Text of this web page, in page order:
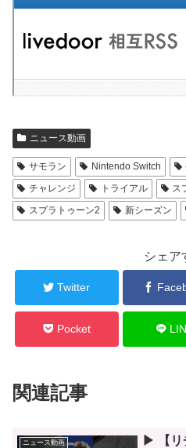
ニュース動画
サモラン Nintendo Switch
チャレンジ
トライアル
ス
スプラトゥーン2
新シーズン
シェア
Twitter
Pocket
関連記事
ニュース動画 ▶︎ 【リ